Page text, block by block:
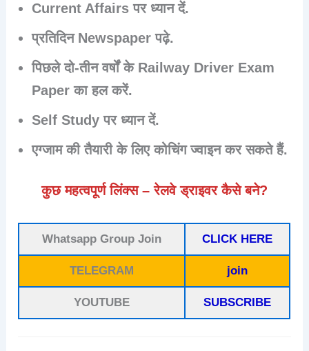
Current Affairs पर ध्यान दें.
प्रतिदिन Newspaper पढ़े.
पिछले दो-तीन वर्षों के Railway Driver Exam
Paper का हल करें.
Self Study पर ध्यान दें.
एग्जाम की तैयारी के लिए कोचिंग ज्वाइन कर सकते हैं.
कुछ महत्वपूर्ण लिंक्स – रेलवे ड्राइवर कैसे बने?
Whatsapp Group Join CLICK HERE
TELEGRAM join
YOUTUBE SUBSCRIBE